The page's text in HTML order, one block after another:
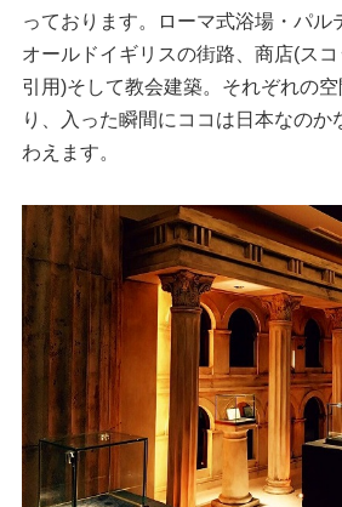
っております。ローマ式浴場・パル
オールドイギリスの街路、商店(ス
引用)そして教会建築。それぞれの
り、入った瞬間にココは日本なのか
わえます。